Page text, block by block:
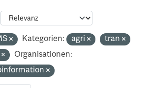
Kategorien: agri
tran
Organisationen: